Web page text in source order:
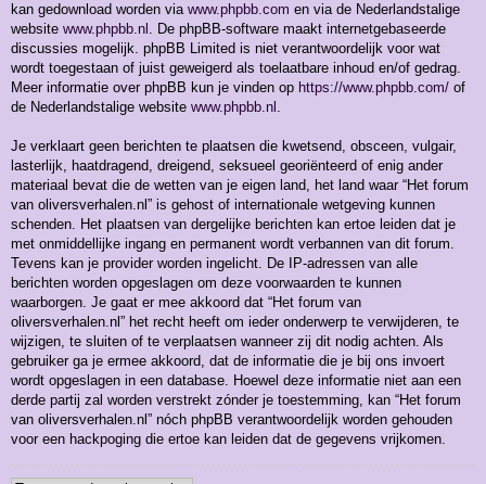
kan gedownload worden via www.phpbb.com en via de Nederlandstalige
website www.phpbb.nl . De phpBB-software maakt internetgebaseerde
discussies mogelijk. phpBB Limited is niet verantwoordelijk voor wat
wordt toegestaan of juist geweigerd als toelaatbare inhoud en/of gedrag.
Meer informatie over phpBB kun je vinden op https://www.phpbb.com/ of
de Nederlandstalige website www.phpbb.nl .
Je verklaart geen berichten te plaatsen die kwetsend, obsceen, vulgair,
lasterlijk, haatdragend, dreigend, seksueel georiënteerd of enig ander
materiaal bevat die de wetten van je eigen land, het land waar “Het forum
van oliversverhalen.nl” is gehost of internationale wetgeving kunnen
schenden. Het plaatsen van dergelijke berichten kan ertoe leiden dat je
met onmiddellijke ingang en permanent wordt verbannen van dit forum.
Tevens kan je provider worden ingelicht. De IP-adressen van alle
berichten worden opgeslagen om deze voorwaarden te kunnen
waarborgen. Je gaat er mee akkoord dat “Het forum van
oliversverhalen.nl” het recht heeft om ieder onderwerp te verwijderen, te
wijzigen, te sluiten of te verplaatsen wanneer zij dit nodig achten. Als
gebruiker ga je ermee akkoord, dat de informatie die je bij ons invoert
wordt opgeslagen in een database. Hoewel deze informatie niet aan een
derde partij zal worden verstrekt zónder je toestemming, kan “Het forum
van oliversverhalen.nl” nóch phpBB verantwoordelijk worden gehouden
voor een hackpoging die ertoe kan leiden dat de gegevens vrijkomen.